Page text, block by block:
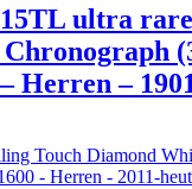
ultra
Herren –